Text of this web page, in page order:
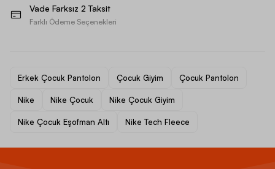
Vade Farksız 2 Taksit
Farklı Ödeme Seçenekleri
Erkek Çocuk Pantolon Çocuk Giyim Çocuk Pantolon
Nike Nike Çocuk Nike Çocuk Giyim
Nike Çocuk Eşofman Altı Nike Tech Fleece